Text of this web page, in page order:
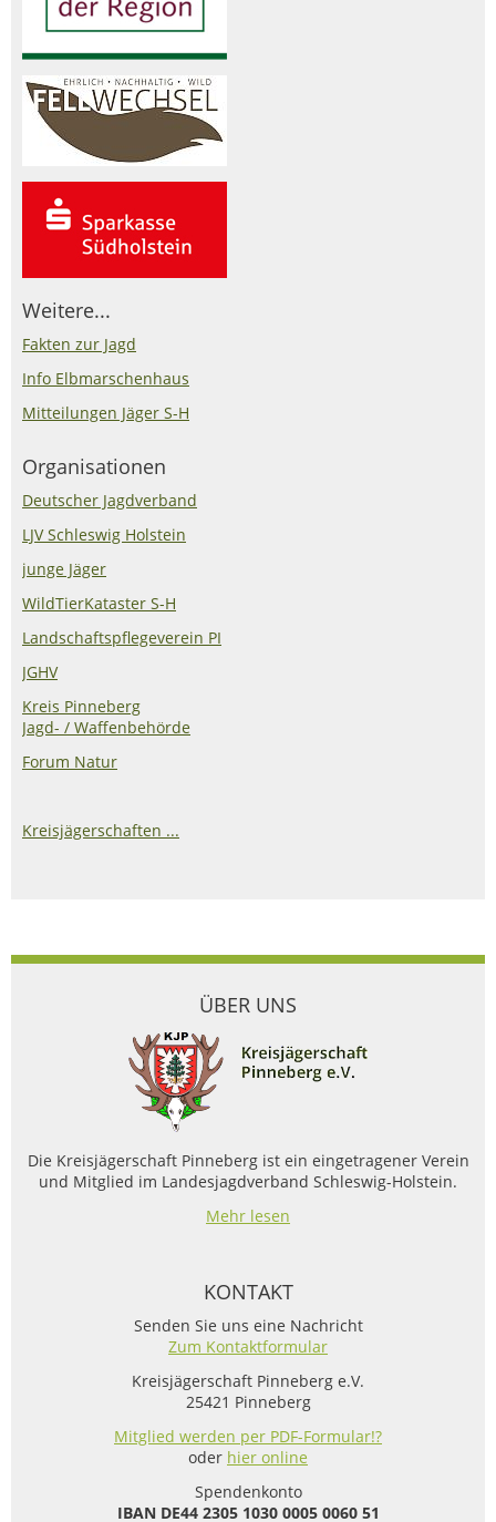
Weitere...
Fakten zur Jagd
Info Elbmarschenhaus
Mitteilungen Jäger S-H
Organisationen
Deutscher Jagdverband
LJV Schleswig Holstein
junge Jäger
WildTierKataster S-H
Landschaftspflegeverein PI
JGHV
Kreis Pinneberg
Jagd- / Waffenbehörde
Forum Natur
Kreisjägerschaften ...
ÜBER UNS
Die Kreisjägerschaft Pinneberg ist ein eingetragener Verein
und Mitglied im Landesjagdverband Schleswig-Holstein.
Mehr lesen
KONTAKT
Senden Sie uns eine Nachricht
Zum Kontaktformular
Kreisjägerschaft Pinneberg e.V.
25421 Pinneberg
Mitglied werden per PDF-Formular!?
oder hier online
Spendenkonto
IBAN DE44 2305 1030 0005 0060 51